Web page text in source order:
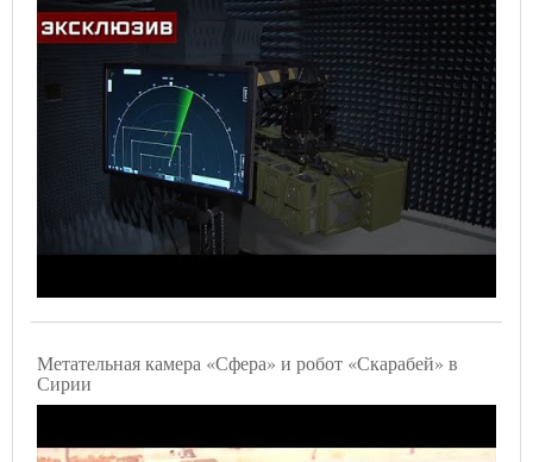
Метательная камера «Сфера» и робот «Скарабей» в
Сирии